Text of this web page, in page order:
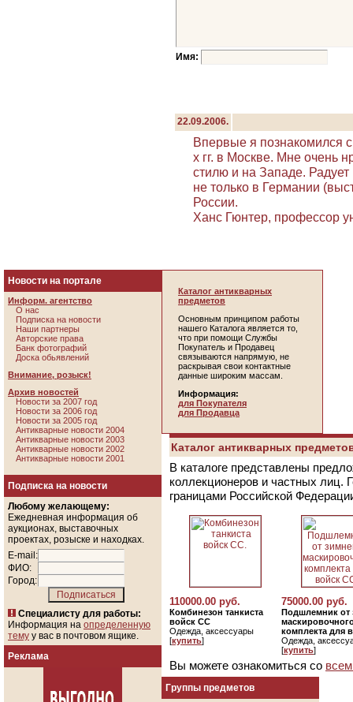
Имя:
22.09.2006.
Впервые я познакомился
х гг. в Москве. Мне очень
стилю и на Западе. Радует
не только в Германии
России.
Ханс Гюнтер, профессор
Новости на портале
Информ. агентство
О нас
Подписка на новости
Наши партнеры
Авторские права
Банк фотографий
Доска обьявлений
Внимание, розыск!
Архив новостей
Новости за 2007 год
Новости за 2006 год
Новости за 2005 год
Антикварные новости 2004
Антикварные новости 2003
Антикварные новости 2002
Антикварные новости 2001
Подписка на новости
Любому желающему:
Ежедневная информация об
аукционах, выставочных
проектах, розыске и находках.
E-mail:
ФИО:
Город:
Специалисту для работы:
Информация на определенную
тему у вас в почтовом ящике.
Реклама
Каталог антикварных
предметов
Основным принципом работы
нашего Каталога является то,
что при помощи Службы
Покупатель и Продавец
связываются напрямую, не
раскрывая свои контактные
данные широким массам.
Информация:
для Покупателя
для Продавца
Каталог антикварных
В каталоге представлены
коллекционеров и частных лиц.
границами Российской
110000.00 руб.
Комбинезон танкиста
войск СС
Одежда, аксессуары
[купить]
75000.00 руб.
Подшлемник от
комплекта для
Одежда,
[купить]
Вы можете ознакомиться со
Группы предметов